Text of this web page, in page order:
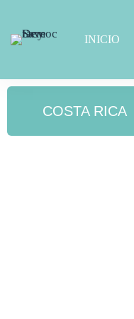
INICIO
COSTA RICA